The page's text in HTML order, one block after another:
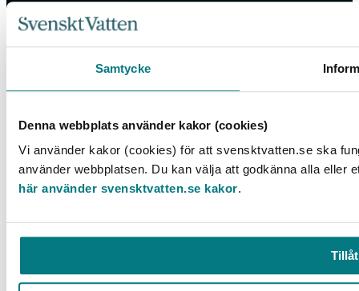
Samtycke
Denna webbplats använder kakor (cookies)
Vi använder kakor (cookies) för att svensktvatten.se ska
använder webbplatsen. Du kan välja att godkänna alla
här använder svensktvatten.se kakor.
Box 14057, 167 14 Bromma, Tel. 08-506 002 00
svensktvatten@svensktvatten.se
© 2025 Svenskt Vatten